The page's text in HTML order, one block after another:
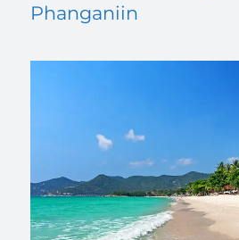
Phanganiin